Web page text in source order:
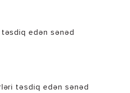
edən sənəd
təsdiq edən sənəd